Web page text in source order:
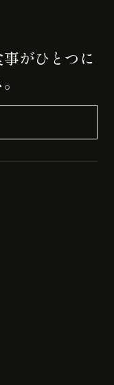
がひとつに